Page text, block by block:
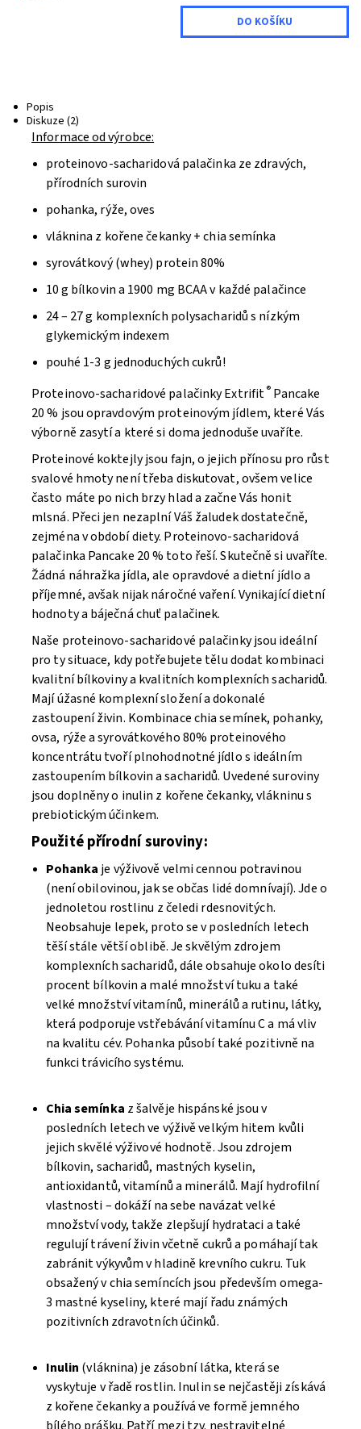
Popis
Diskuze (2)
Informace od výrobce:
proteinovo-sacharidová palačinka ze zdravých,
přírodních surovin
pohanka, rýže, oves
vláknina z kořene čekanky + chia semínka
syrovátkový (whey) protein 80%
10 g bílkovin a 1900 mg BCAA v každé palačince
24 – 27 g komplexních polysacharidů s nízkým
glykemickým indexem
pouhé 1-3 g jednoduchých cukrů!
Proteinovo-sacharidové palačinky Extrifit® Pancake
20 % jsou opravdovým proteinovým jídlem, které Vás
výborně zasytí a které si doma jednoduše uvaříte.
Proteinové koktejly jsou fajn, o jejich přínosu pro růst
svalové hmoty není třeba diskutovat, ovšem velice
často máte po nich brzy hlad a začne Vás honit
mlsná. Přeci jen nezaplní Váš žaludek dostatečně,
zejména v období diety. Proteinovo-sacharidová
palačinka Pancake 20 % toto řeší. Skutečně si uvaříte.
Žádná náhražka jídla, ale opravdové a dietní jídlo a
příjemné, avšak nijak náročné vaření. Vynikající dietní
hodnoty a báječná chuť palačinek.
Naše proteinovo-sacharidové palačinky jsou ideální
pro ty situace, kdy potřebujete tělu dodat kombinaci
kvalitní bílkoviny a kvalitních komplexních sacharidů.
Mají úžasné komplexní složení a dokonalé
zastoupení živin. Kombinace chia semínek, pohanky,
ovsa, rýže a syrovátkového 80% proteinového
koncentrátu tvoří plnohodnotné jídlo s ideálním
zastoupením bílkovin a sacharidů. Uvedené suroviny
jsou doplněny o inulin z kořene čekanky, vlákninu s
prebiotickým účinkem.
Použité přírodní suroviny:
Pohanka je výživově velmi cennou potravinou
(není obilovinou, jak se občas lidé domnívají). Jde o
jednoletou rostlinu z čeledi rdesnovitých.
Neobsahuje lepek, proto se v posledních letech
těší stále větší oblibě. Je skvělým zdrojem
komplexních sacharidů, dále obsahuje okolo desíti
procent bílkovin a malé množství tuku a také
velké množství vitamínů, minerálů a rutinu, látky,
která podporuje vstřebávání vitamínu C a má vliv
na kvalitu cév. Pohanka působí také pozitivně na
funkci trávicího systému.
Chia semínka z šalvěje hispánské jsou v
posledních letech ve výživě velkým hitem kvůli
jejich skvělé výživové hodnotě. Jsou zdrojem
bílkovin, sacharidů, mastných kyselin,
antioxidantů, vitamínů a minerálů. Mají hydrofilní
vlastnosti – dokáží na sebe navázat velké
množství vody, takže zlepšují hydrataci a také
regulují trávení živin včetně cukrů a pomáhají tak
zabránit výkyvům v hladině krevního cukru. Tuk
obsažený v chia semíncích jsou především omega-
3 mastné kyseliny, které mají řadu známých
pozitivních zdravotních účinků.
Inulin (vláknina) je zásobní látka, která se
vyskytuje v řadě rostlin. Inulin se nejčastěji získává
z kořene čekanky a používá ve formě jemného